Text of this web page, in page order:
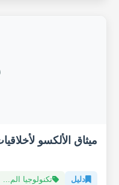
ميثاق الألكسو
دليل تكنولوجيا الم...